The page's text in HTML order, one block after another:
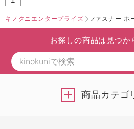
キノクニエンタープライズ ファスナー ホ
お探しの商品は見つか
商品カテゴ